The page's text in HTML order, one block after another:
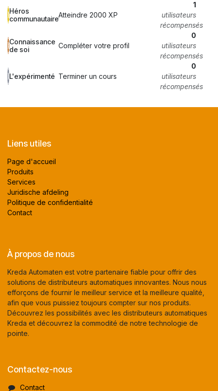
Héros
communautaireAtteindre 2000 XP
1
utilisateurs
récompensés
Connaissance
de soi
Compléter votre profil
0
utilisateurs
récompensés
L'expérimenté Terminer un cours
0
utilisateurs
récompensés
Liens utiles
Page d'accueil
Produits
Services
Juridische afdeling
Politique de confidentialité
Contact
À propos de nous
Kreda Automaten est votre partenaire fiable pour offrir des
solutions de distributeurs automatiques innovantes. Nous nous
efforçons de fournir le meilleur service et la meilleure qualité,
afin que vous puissiez toujours compter sur nos produits.
Découvrez les possibilités avec les distributeurs automatiques
Kreda et découvrez la commodité de notre technologie de
pointe.
Contactez-nous
Contact